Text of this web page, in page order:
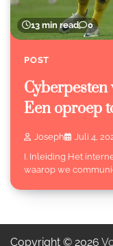
13 min read 0
POST
Een oproep
Joseph
Juli 4,
I. Inleiding Het
waarop we
Copyright © 2026